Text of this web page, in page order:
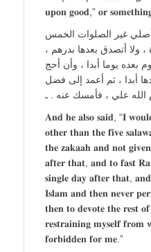
𝐮𝐩𝐨𝐧 𝐠𝐨𝐨𝐝,” 𝐨𝐫 𝐬𝐨𝐦𝐞𝐭𝐡𝐢𝐧𝐠
غير الصلوات الخمس
ولا أتصدق بعدها بدرهم ،
يوما أبدا ، وأن أحج
أبدا ، ثم أعمد إلى فضل
الله علي ، فأمسك عنه . ـ
𝐀𝐧𝐝 𝐡𝐞 𝐚𝐥𝐬𝐨 𝐬𝐚𝐢𝐝, “𝐈
𝐨𝐭𝐡𝐞𝐫 𝐭𝐡𝐚𝐧 𝐭𝐡𝐞 𝐟𝐢𝐯𝐞
𝐭𝐡𝐞 𝐳𝐚𝐤𝐚𝐚𝐡 𝐚𝐧𝐝 𝐧𝐨𝐭
𝐚𝐟𝐭𝐞𝐫 𝐭𝐡𝐚𝐭, 𝐚𝐧𝐝 𝐭𝐨 𝐟𝐚𝐬𝐭
𝐬𝐢𝐧𝐠𝐥𝐞 𝐝𝐚𝐲 𝐚𝐟𝐭𝐞𝐫 𝐭𝐡𝐚𝐭,
𝐈𝐬𝐥𝐚𝐦 𝐚𝐧𝐝 𝐭𝐡𝐞𝐧 𝐧𝐞𝐯𝐞𝐫
𝐭𝐡𝐞𝐧 𝐭𝐨 𝐝𝐞𝐯𝐨𝐭𝐞 𝐭𝐡𝐞 𝐫𝐞𝐬𝐭
𝐫𝐞𝐬𝐭𝐫𝐚𝐢𝐧𝐢𝐧𝐠 𝐦𝐲𝐬𝐞𝐥𝐟
𝐟𝐨𝐫𝐛𝐢𝐝𝐝𝐞𝐧 𝐟𝐨𝐫 𝐦𝐞.”